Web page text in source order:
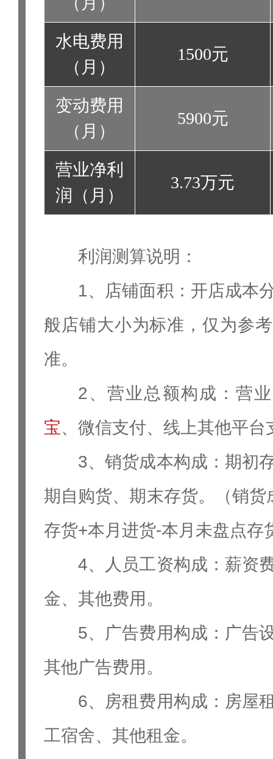
水电费用
（月）
1500元
变动费用
（月）
5900元
营业净利
润（月）
3.73万元
利润测算说明：
1、店铺面积：开店成本
般店铺大小为标准，仅为参
准。
2、营业总额构成：营
宝、微信支付、线上其他平台
3、销货成本构成：期初
期自购货、期末存货。（销
存货+本月进货-本月未盘点存
4、人员工资构成：薪资
金、其他费用。
5、广告费用构成：广告
其他广告费用。
6、房租费用构成：房屋
工宿舍、其他租金。